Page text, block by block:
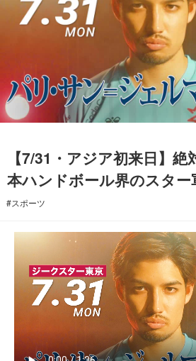
【7/31・アジア初来日】絶
本ハンドボール界のスター
#スポーツ